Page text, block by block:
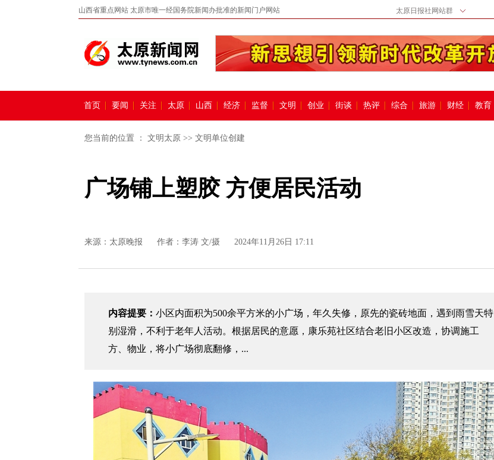
山西省重点网站 太原市唯一经国务院新闻办批准的新闻门户网站 太原日报社网站群
首页 要闻 关注 太原 山西 经济 监督 文明 创业 街谈 热评 综合 旅游 财经 教育
您当前的位置 ： 文明太原 >> 文明单位创建
广场铺上塑胶 方便居民活动
来源： 太原晚报 作者：李涛 文/摄 2024年11月26日 17:11
内容提要： 小区内面积为500余平方米的小广场，年久失修，原先的瓷砖地面，遇到雨雪天特
别湿滑，不利于老年人活动。根据居民的意愿，康乐苑社区结合老旧小区改造，协调施工
方、物业，将小广场彻底翻修，...